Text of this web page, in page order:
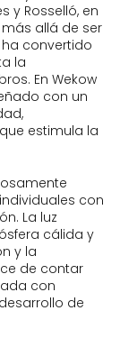
y Rosselló, en
allá de ser
convertido
la
En Wekow
con un
estimula la
con
La luz
cálida y
y la
de contar
con
de